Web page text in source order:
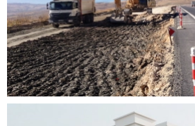
Devamını Oku